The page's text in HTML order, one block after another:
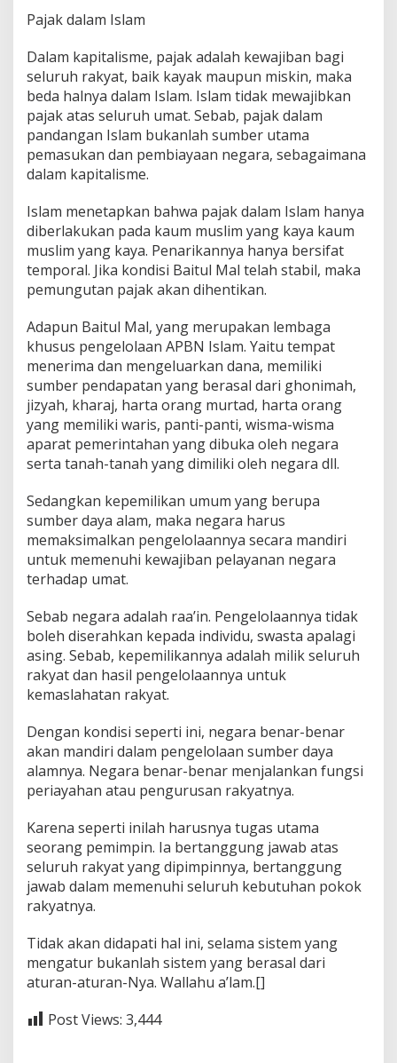
Pajak dalam Islam
Dalam kapitalisme, pajak adalah kewajiban bagi
seluruh rakyat, baik kayak maupun miskin, maka
beda halnya dalam Islam. Islam tidak mewajibkan
pajak atas seluruh umat. Sebab, pajak dalam
pandangan Islam bukanlah sumber utama
pemasukan dan pembiayaan negara, sebagaimana
dalam kapitalisme.
Islam menetapkan bahwa pajak dalam Islam hanya
diberlakukan pada kaum muslim yang kaya kaum
muslim yang kaya. Penarikannya hanya bersifat
temporal. Jika kondisi Baitul Mal telah stabil, maka
pemungutan pajak akan dihentikan.
Adapun Baitul Mal, yang merupakan lembaga
khusus pengelolaan APBN Islam. Yaitu tempat
menerima dan mengeluarkan dana, memiliki
sumber pendapatan yang berasal dari ghonimah,
jizyah, kharaj, harta orang murtad, harta orang
yang memiliki waris, panti-panti, wisma-wisma
aparat pemerintahan yang dibuka oleh negara
serta tanah-tanah yang dimiliki oleh negara dll.
Sedangkan kepemilikan umum yang berupa
sumber daya alam, maka negara harus
memaksimalkan pengelolaannya secara mandiri
untuk memenuhi kewajiban pelayanan negara
terhadap umat.
Sebab negara adalah raa’in. Pengelolaannya tidak
boleh diserahkan kepada individu, swasta apalagi
asing. Sebab, kepemilikannya adalah milik seluruh
rakyat dan hasil pengelolaannya untuk
kemaslahatan rakyat.
Dengan kondisi seperti ini, negara benar-benar
akan mandiri dalam pengelolaan sumber daya
alamnya. Negara benar-benar menjalankan fungsi
periayahan atau pengurusan rakyatnya.
Karena seperti inilah harusnya tugas utama
seorang pemimpin. Ia bertanggung jawab atas
seluruh rakyat yang dipimpinnya, bertanggung
jawab dalam memenuhi seluruh kebutuhan pokok
rakyatnya.
Tidak akan didapati hal ini, selama sistem yang
mengatur bukanlah sistem yang berasal dari
aturan-aturan-Nya. Wallahu a’lam.[]
Post Views: 3,444